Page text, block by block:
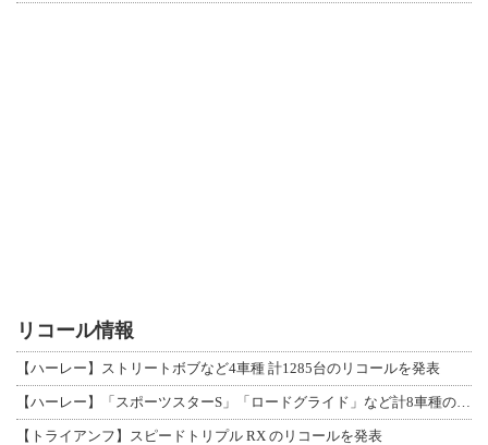
リコール情報
【ハーレー】ストリートボブなど4車種 計1285台のリコールを発表
【ハーレー】「スポーツスターS」「ロードグライド」など計8車種のリコールを発表
【トライアンフ】スピードトリプル RX のリコールを発表